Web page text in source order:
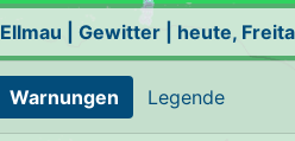
Ellmau Gewitter heute,
Warnungen Legende